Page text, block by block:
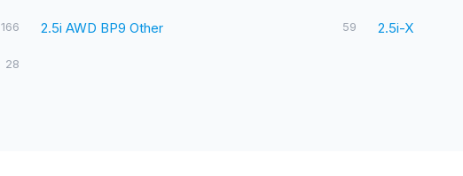
166 2.5i AWD BP9 Other 59 2.5i-X
28